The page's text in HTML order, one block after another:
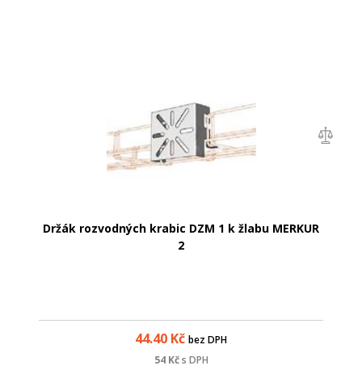
Držák rozvodných krabic DZM 1 k žlabu MERKUR
2
44.40 Kč bez DPH
54Kč s DPH